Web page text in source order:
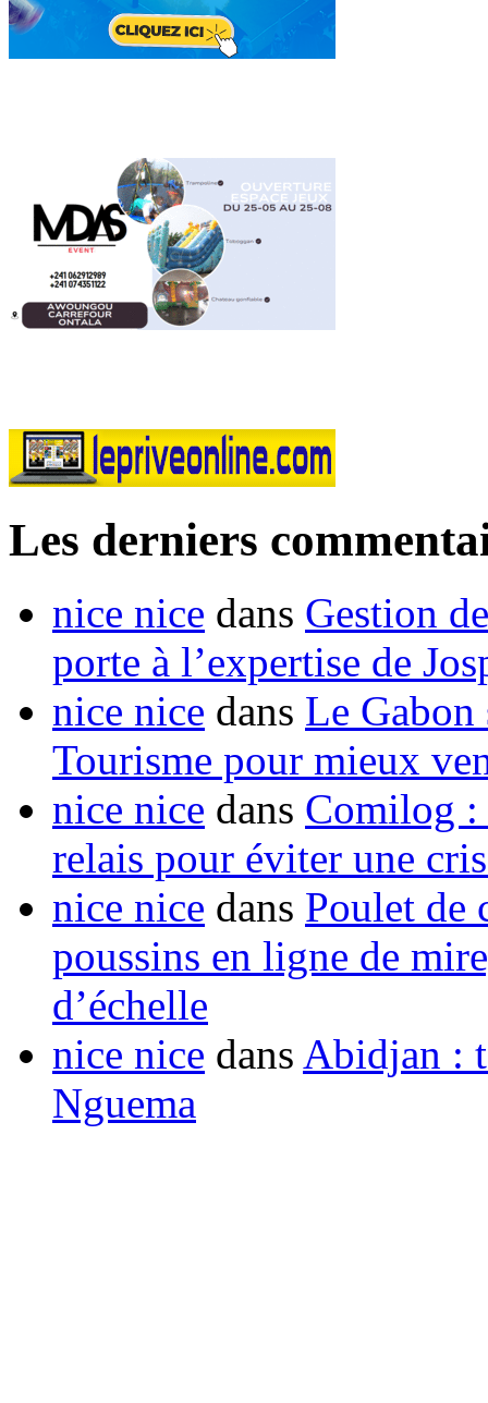
Les derniers
nice nice dans Gestion
porte à l’expertise de
nice nice dans Le Gabon
Tourisme pour mieux
nice nice dans Comilog :
relais pour éviter une
nice nice dans Poulet de
poussins en ligne de
d’échelle
nice nice dans Abidjan :
Nguema